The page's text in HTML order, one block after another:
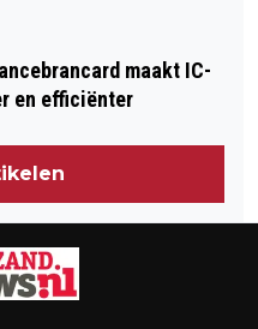
maakt IC-
en efficiënter